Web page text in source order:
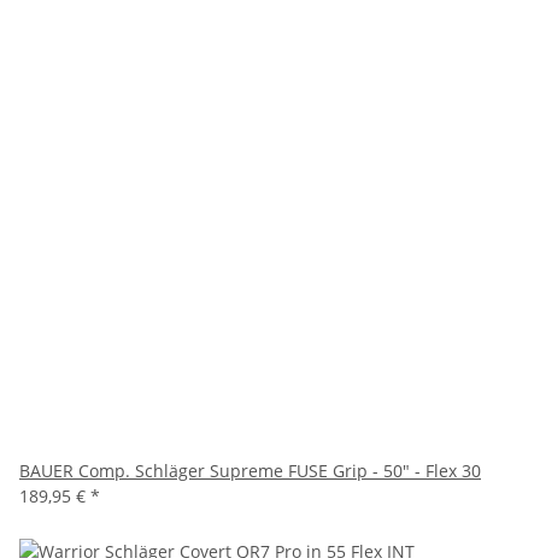
BAUER Comp. Schläger Supreme FUSE Grip - 50" - Flex 30
189,95 € *